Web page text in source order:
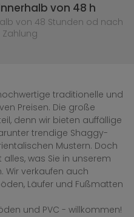
von 48 h
von 48 Stunden od nach
Zahlung
traditionelle und
Preisen. Die große
denn wir bieten auffällige
trendige Shaggy-
Mustern. Doch
was Sie in unserem
Wir verkaufen auch
Läufer und Fußmatten
und PVC - willkommen!